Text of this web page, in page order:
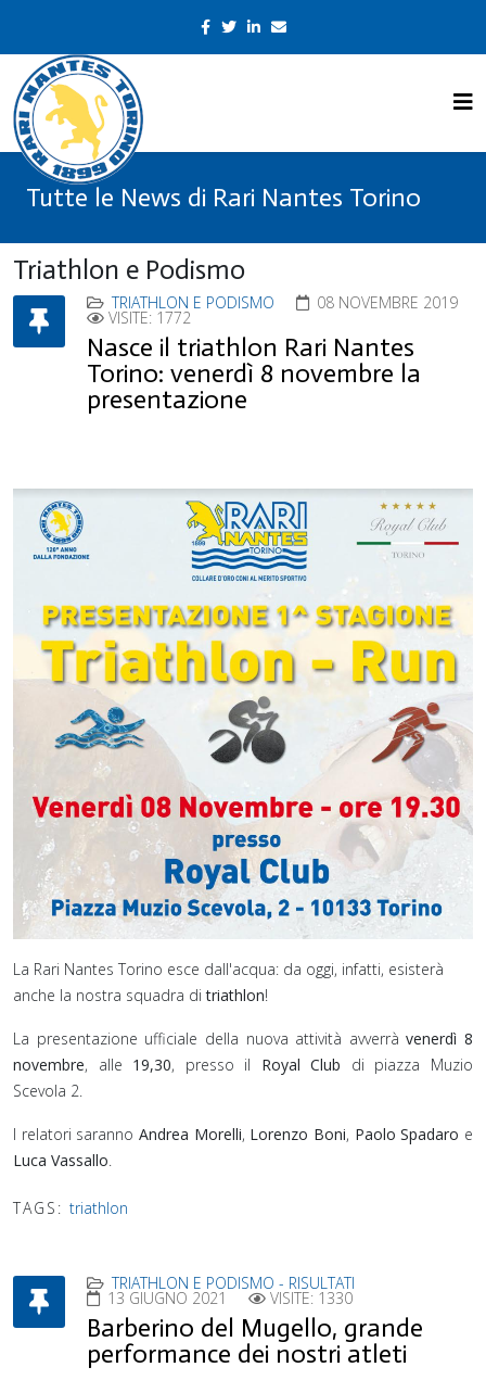
Tutte le News di Rari Nantes Torino
Triathlon e Podismo
TRIATHLON E PODISMO 08 NOVEMBRE 2019
VISITE: 1772
Nasce il triathlon Rari Nantes
Torino: venerdì 8 novembre la
presentazione
La Rari Nantes Torino esce dall'acqua: da oggi, infatti, esisterà
anche la nostra squadra ditriathlon!
La presentazione ufficiale della nuova attività avverràvenerdì 8
novembre, alle 19,30, presso il Royal Club di piazza Muzio
Scevola 2.
I relatori saranno Andrea Morelli, Lorenzo Boni, Paolo Spadaro e
Luca Vassallo.
TAGS: triathlon
TRIATHLON E PODISMO - RISULTATI
13 GIUGNO 2021 VISITE: 1330
Barberino del Mugello, grande
performance dei nostri atleti